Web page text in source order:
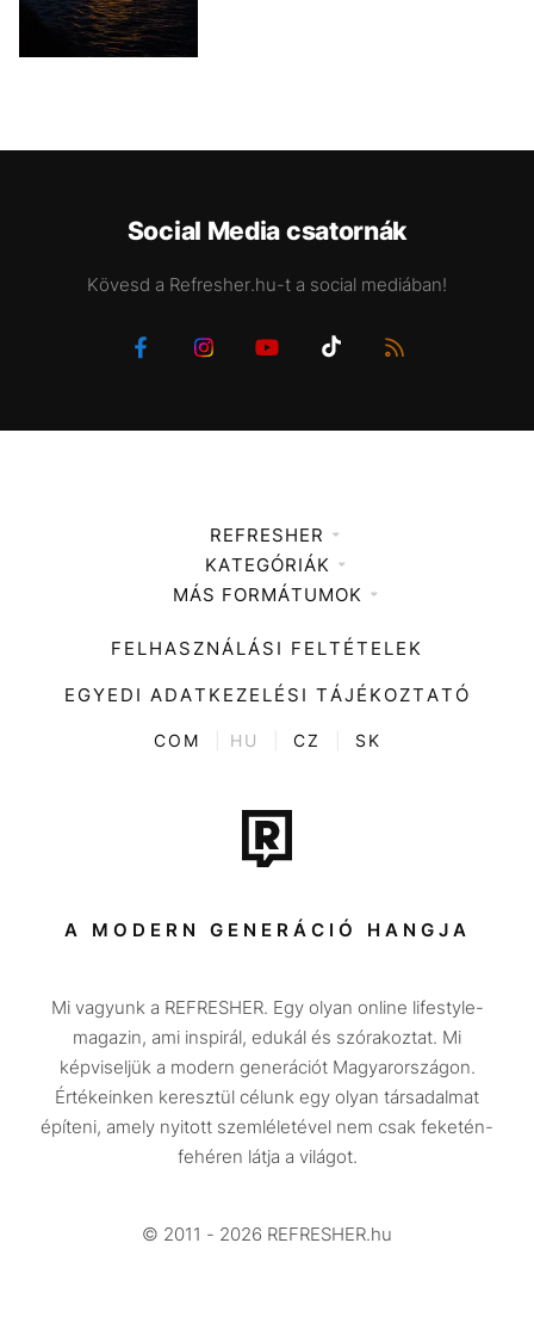
Social Media csatornák
Kövesd a Refresher.hu-t a social mediában!
REFRESHER
Médiaajánlat
KATEGÓRIÁK
Zene
Divat
Kultúra
ENTR
Tech-Tudomány
Sport
Társadalom
Utazás
Életmód
Design
Beszélgetések
Videó
MÁS FORMÁTUMOK
FELHASZNÁLÁSI FELTÉTELEK
EGYEDI ADATKEZELÉSI TÁJÉKOZTATÓ
COM HU CZ SK
A MODERN GENERÁCIÓ HANGJA
Mi vagyunk a REFRESHER. Egy olyan online lifestyle-
magazin, ami inspirál, edukál és szórakoztat. Mi
képviseljük a modern generációt Magyarországon.
Értékeinken keresztül célunk egy olyan társadalmat
építeni, amely nyitott szemléletével nem csak feketén-
fehéren látja a világot.
© 2011 - 2026 REFRESHER.hu